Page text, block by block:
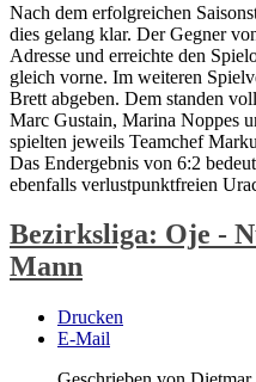
Nach dem erfolgreichen
dies gelang klar. Der Gegner
Adresse und erreichte den
gleich vorne. Im weiteren
Brett abgeben. Dem standen
Marc Gustain, Marina Noppes
spielten jeweils Teamchef
Das Endergebnis von 6:2
ebenfalls verlustpunktfreien
Bezirksliga: Oje -
Mann
Drucken
E-Mail